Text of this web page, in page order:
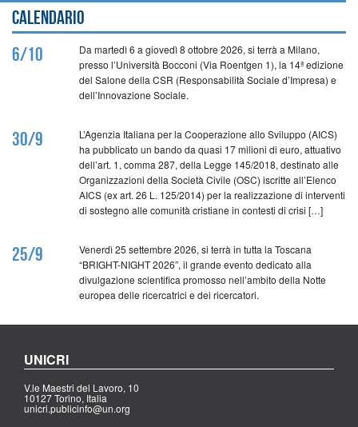
Calendario
6/10
Da martedì 6 a giovedì 8 ottobre 2026, si terrà a Milano,
presso l’Università Bocconi (Via Roentgen 1), la 14ª edizione
del Salone della CSR (Responsabilità Sociale d’Impresa) e
dell’Innovazione Sociale.
30/9
L’Agenzia Italiana per la Cooperazione allo Sviluppo (AICS)
ha pubblicato un bando da quasi 17 milioni di euro, attuativo
dell’art. 1, comma 287, della Legge 145/2018, destinato alle
Organizzazioni della Società Civile (OSC) iscritte all’Elenco
AICS (ex art. 26 L. 125/2014) per la realizzazione di interventi
di sostegno alle comunità cristiane in contesti di crisi […]
25/9
Venerdì 25 settembre 2026, si terrà in tutta la Toscana
“BRIGHT-NIGHT 2026”, il grande evento dedicato alla
divulgazione scientifica promosso nell’ambito della Notte
europea delle ricercatrici e dei ricercatori.
UNICRI
V.le Maestri del Lavoro, 10
10127 Torino, Italia
unicri.publicinfo@un.org